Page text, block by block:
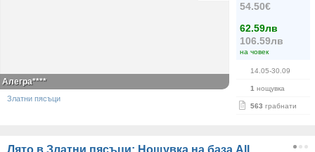
54.50€
62.59лв
106.59лв
на човек
14.05-30.09
1 нощувка
563 грабнати
Алегра****
Златни пясъци
Лято в Златни пясъци: Нощувка на база All